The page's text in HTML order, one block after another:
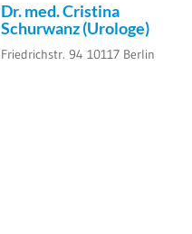
Dr. med. Cristina
Schurwanz (Urologe)
Friedrichstr. 94 10117 Berlin